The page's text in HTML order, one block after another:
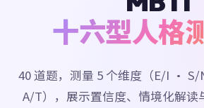
十六型人格
40 道题，测量 5 个维度（E/I ·
A/T），展示置信度、情境化解读